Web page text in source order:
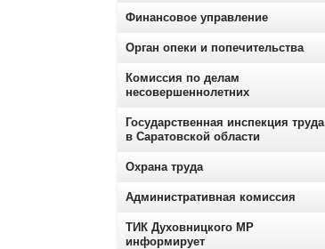
Финансовое управление
Орган опеки и попечительства
Комиссия по делам
несовершеннолетних
Государственная инспекция труда
в Саратовской области
Охрана труда
Административная комиссия
ТИК Духовницкого МР
информирует